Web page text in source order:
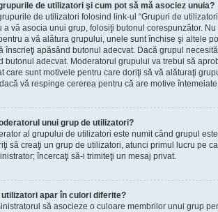
de utilizatori şi cum pot să mă asociez unuia?
de utilizatori folosind link-ul “Grupuri de
a vă asocia unui grup, folosiţi butonul corespunzător.
a vă alătura grupului, unele sunt închise şi altele
înscrieţi apăsând butonul adecvat. Dacă grupul
butonul adecvat. Moderatorul grupului va trebui să
care sunt motivele pentru care doriţi să vă alăturaţi
vă respinge cererea pentru că are motive
unui grup de utilizatori?
al grupului de utilizatori este numit când grupul
să creaţi un grup de utilizatori, atunci primul lucru pe
încercaţi să-i trimiteţi un mesaj privat.
utilizatori apar în culori diferite?
să asocieze o culoare membrilor unui grup